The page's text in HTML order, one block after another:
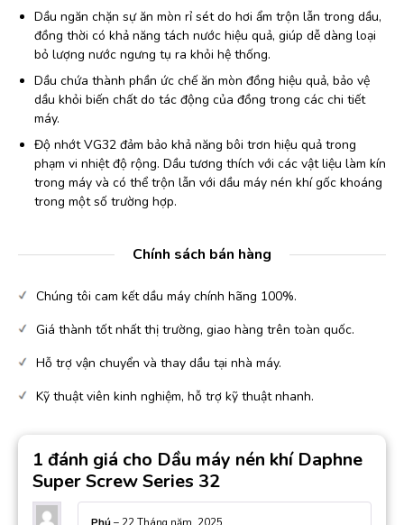
Dầu ngăn chặn sự ăn mòn rỉ sét do hơi ẩm trộn lẫn trong dầu,
đồng thời có khả năng tách nước hiệu quả, giúp dễ dàng loại
bỏ lượng nước ngưng tụ ra khỏi hệ thống.
Dầu chứa thành phần ức chế ăn mòn đồng hiệu quả, bảo vệ
dầu khỏi biến chất do tác động của đồng trong các chi tiết
máy.
Độ nhớt VG32 đảm bảo khả năng bôi trơn hiệu quả trong
phạm vi nhiệt độ rộng. Dầu tương thích với các vật liệu làm kín
trong máy và có thể trộn lẫn với dầu máy nén khí gốc khoáng
trong một số trường hợp.
Chính sách bán hàng
Chúng tôi cam kết dầu máy chính hãng 100%.
Giá thành tốt nhất thị trường, giao hàng trên toàn quốc.
Hỗ trợ vận chuyển và thay dầu tại nhà máy.
Kỹ thuật viên kinh nghiệm, hỗ trợ kỹ thuật nhanh.
1 đánh giá cho Dầu máy nén khí Daphne
Super Screw Series 32
Phú– 22 Tháng năm, 2025